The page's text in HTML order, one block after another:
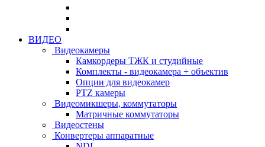
ВИДЕО
Видеокамеры
Камкордеры ТЖК и студийные
Комплекты - видеокамера + объектив
Опции для видеокамер
PTZ камеры
Видеомикшеры, коммутаторы
Матричные коммутаторы
Видеостены
Конвертеры аппаратные